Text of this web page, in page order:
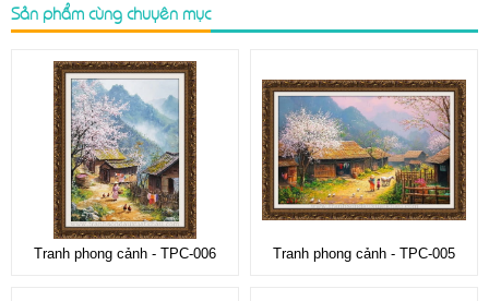
Sản phẩm cùng chuyên mục
Tranh phong cảnh - TPC-006 Tranh phong cảnh - TPC-005